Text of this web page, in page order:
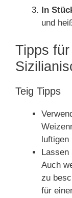
In
und
Tipps
Teig Tipps
luftigen
Lassen
Auch
zu
für